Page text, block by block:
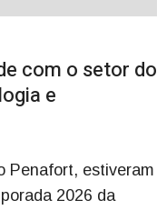
com o setor do
e
Penafort, estiveram
2026 da